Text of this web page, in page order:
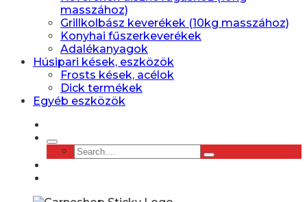
masszához)
Grillkolbász keverékek (10kg masszához)
Konyhai fűszerkeverékek
Adalékanyagok
Húsipari kések, eszközök
Frosts kések, acélok
Dick termékek
Egyéb eszközök